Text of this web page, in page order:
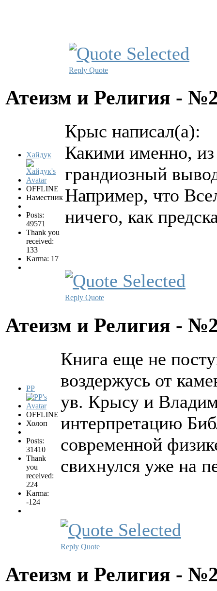
Reply Quote
Атеизм и Религия -
Хайдук
OFFLINE
Наместник
Posts:
49571
Thank you
received:
133
Karma: 17
Крыс написал(а):
Какими именно, из
грандиозный
Например, что
ничего, как
Reply Quote
Атеизм и Религия -
PP
OFFLINE
Холоп
Posts:
31410
Thank
you
received:
224
Karma:
-124
Книга еще не
воздержусь от
ув. Крысу и
интерпретацию
современной
свихнулся уже на
Reply Quote
Атеизм и Религия -